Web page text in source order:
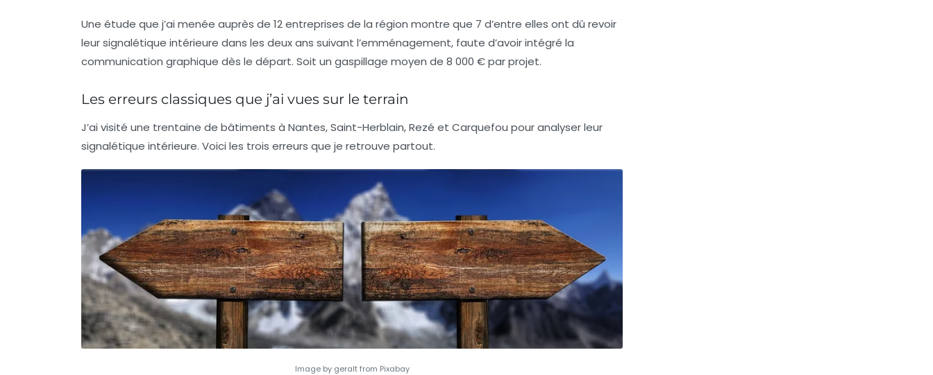
Une étude que j’ai menée auprès de 12 entreprises de la région montre que 7 d’entre elles ont dû revoir
leur signalétique intérieure dans les deux ans suivant l’emménagement, faute d’avoir intégré la
communication graphique dès le départ. Soit un gaspillage moyen de 8 000 € par projet.
Les erreurs classiques que j’ai vues sur le terrain
J’ai visité une trentaine de bâtiments à Nantes, Saint-Herblain, Rezé et Carquefou pour analyser leur
signalétique intérieure. Voici les trois erreurs que je retrouve partout.
Image by geralt from Pixabay